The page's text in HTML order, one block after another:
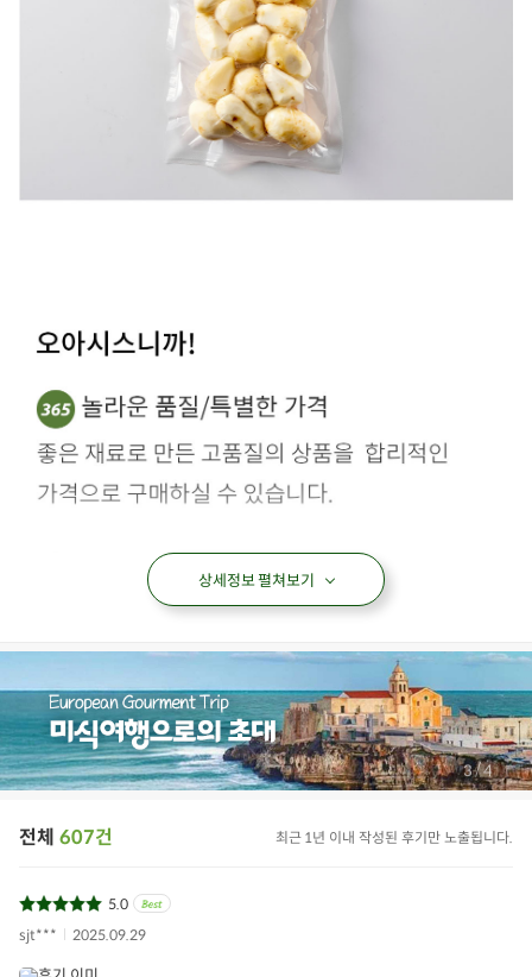
상세정보 펼쳐보기
4/4
전체 607건 최근 1년 이내 작성된 후기만 노출됩니다.
5.0
sjt***
2025.09.29